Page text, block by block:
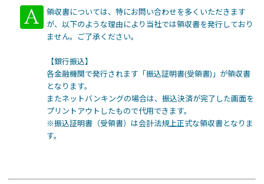
領収書については、特にお問い合わせを多くいただきます
が、以下のような理由により当社では領収書を発行しており
ません。ご了承ください。
【銀行振込】
各金融機関で発行されます「振込証明書(受領書)」が領収書
となります。
またネットバンキングの場合は、振込決済が完了した画面を
プリントアウトしたもので代用できます。
※振込証明書（受領書）は会計法規上正式な領収書となりま
す。